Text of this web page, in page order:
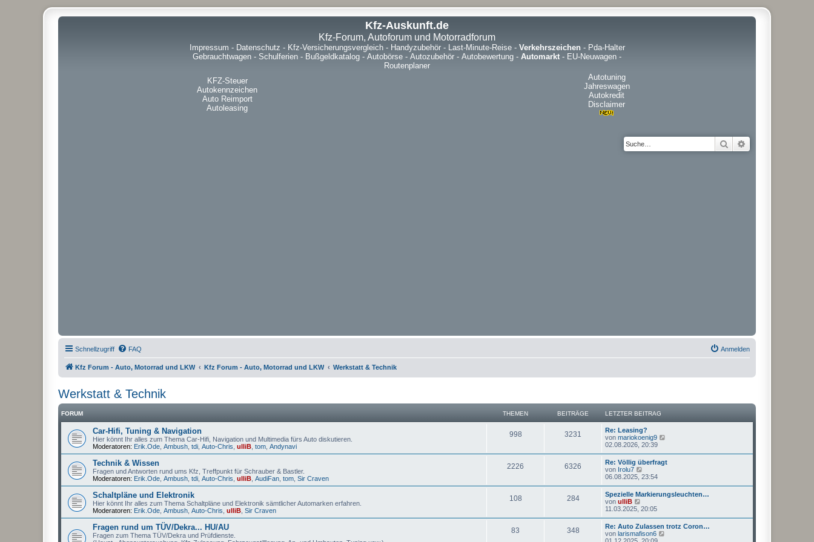
Kfz-Auskunft.de
Kfz-Forum, Autoforum und Motorradforum
Impressum - Datenschutz - Kfz-Versicherungsvergleich- Handyzubehör- Last-Minute-Reise- Verkehrszeichen- Pda-Halter
Gebrauchtwagen - Schulferien - Bußgeldkatalog - Autobörse - Autozubehör - Autobewertung - Automarkt - EU-Neuwagen -
Routenplaner
KFZ-Steuer
Autokennzeichen
Auto Reimport
Autoleasing
Autotuning
Jahreswagen
Autokredit
Disclaimer
Suche
Schnellzugriff FAQ Anmelden
Kfz Forum - Auto, Motorrad und LKW Kfz Forum - Auto, Motorrad und LKW Werkstatt & Technik
Werkstatt & Technik
FORUM THEMEN BEITRÄGE LETZTER BEITRAG
Car-Hifi, Tuning & Navigation
Hier könnt Ihr alles zum Thema Car-Hifi, Navigation und Multimedia fürs Auto diskutieren.
Moderatoren: Erik.Ode Ambush tdi Auto-Chris ulliB tom Andynavi
998 3231
Re: Leasing?
von mariokoenig9
s
r
B
t
r
a
02.08.2026, 20:39
Technik & Wissen
Fragen und Antworten rund ums Kfz, Treffpunkt für Schrauber & Bastler.
Moderatoren: Erik.Ode Ambush tdi Auto-Chris ulliB AudiFan tom Sir Craven
2226 6326
Re: Völlig überfragt
von Irolu7
e
s
t
e
r
B
e
06.08.2025, 23:54
Schaltpläne und Elektronik
Hier könnt Ihr alles zum Thema Schaltpläne und Elektronik sämtlicher Automarken erfahren.
Moderatoren: Erik.Ode Ambush Auto-Chris ulliB Sir Craven
108 284
Spezielle Markierungsleuchten…
von ulliB
e
e
s
t
11.03.2025, 20:05
Fragen rund um TÜV/Dekra... HU/AU
Fragen zum Thema TÜV/Dekra und Prüfdienste.
83 348
Re: Auto Zulassen trotz Coron…
von larismafison6